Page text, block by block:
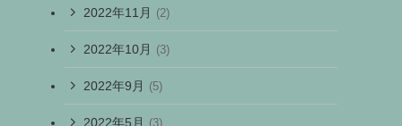
2022年11月 (2)
2022年10月 (3)
2022年9月 (5)
2022年5月 (3)